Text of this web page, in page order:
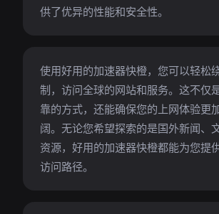
供了优异的性能和安全性。
使用好用的加速器快橙，您可以轻松
制，访问全球的网站和服务。这不仅
靠的方式，还能确保您的上网体验更
阔。无论您希望探索的是国外新闻、
资源，好用的加速器快橙都能为您提
访问路径。